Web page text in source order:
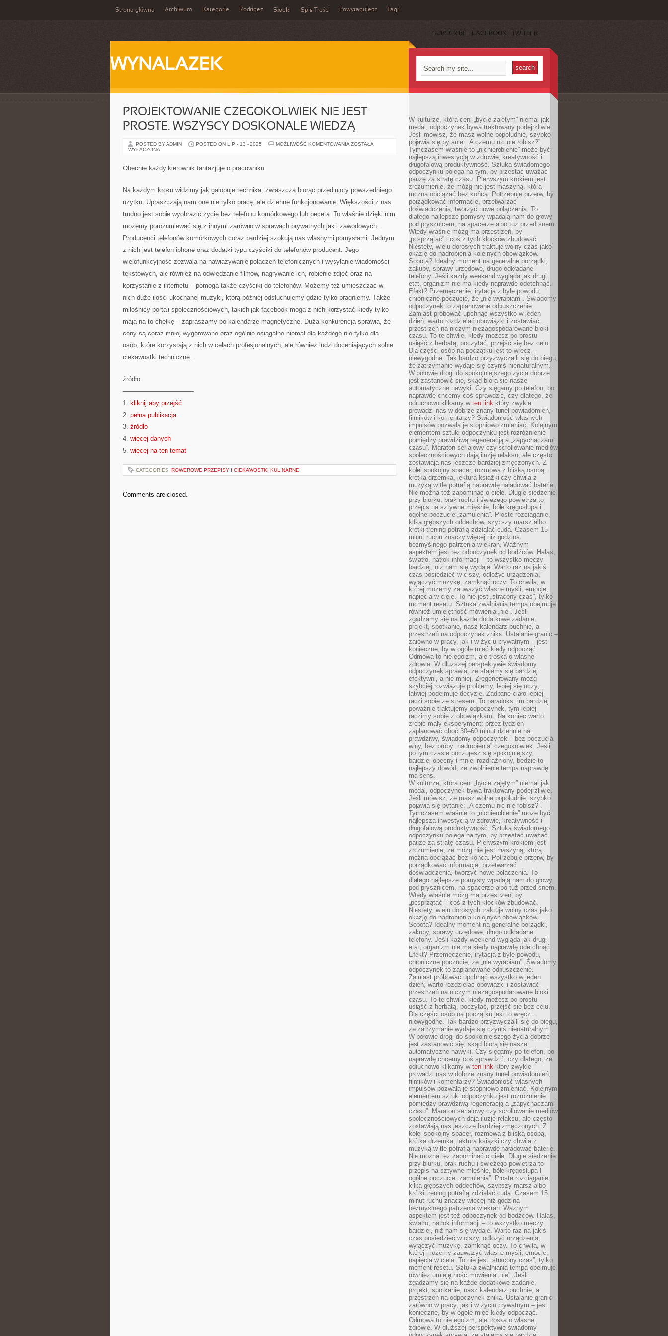
Strona główna Archiwum Kategorie Rodrigez Słodki Spis Treści Powytagujesz Tagi
SUBSCRIBE FACEBOOK TWITTER
WYNALAZEK
PROJEKTOWANIE CZEGOKOLWIEK NIE JEST
PROSTE. WSZYSCY DOSKONALE WIEDZĄ
POSTED BY ADMIN POSTED ON LIP - 13 - 2025 MOŻLIWOŚĆ KOMENTOWANIA PROJEKTOWANIE
ZOSTAŁA
WYŁĄCZONA
Obecnie każdy kierownik fantazjuje o pracowniku
Na każdym kroku widzimy jak galopuje technika, zwłaszcza biorąc przedmioty powszedniego
użytku. Upraszczają nam one nie tylko pracę, ale dzienne funkcjonowanie. Większości z nas
trudno jest sobie wyobrazić życie bez telefonu komórkowego lub peceta. To właśnie dzięki nim
możemy porozumiewać się z innymi zarówno w sprawach prywatnych jak i zawodowych.
Producenci telefonów komórkowych coraz bardziej szokują nas własnymi pomysłami. Jednym
z nich jest telefon iphone oraz dodatki typu czyściki do telefonów producent. Jego
wielofunkcyjność zezwala na nawiązywanie połączeń telefonicznych i wysyłanie wiadomości
tekstowych, ale również na odwiedzanie filmów, nagrywanie ich, robienie zdjęć oraz na
korzystanie z internetu – pomogą także czyściki do telefonów. Możemy też umieszczać w
nich duże ilości ukochanej muzyki, którą później odsłuchujemy gdzie tylko pragniemy. Także
miłośnicy portali społecznościowych, takich jak facebook mogą z nich korzystać kiedy tylko
mają na to chętkę – zapraszamy po kalendarze magnetyczne. Duża konkurencja sprawia, że
ceny są coraz mniej wygórowane oraz ogólnie osiągalne niemal dla każdego nie tylko dla
osób, które korzystają z nich w celach profesjonalnych, ale również ludzi doceniających sobie
ciekawostki techniczne.
źródło:
———————————
1. kliknij aby przejść
2. pełna publikacja
3. źródło
4. więcej danych
5. więcej na ten temat
CATEGORIES: ROWEROWE PRZEPISY I CIEKAWOSTKI KULINARNE
Comments are closed.
W kulturze, która ceni „bycie zajętym” niemal jak
medal, odpoczynek bywa traktowany podejrzliwie.
Jeśli mówisz, że masz wolne popołudnie, szybko
pojawia się pytanie: „A czemu nic nie robisz?”.
Tymczasem właśnie to „nicnierobienie” może być
najlepszą inwestycją w zdrowie, kreatywność i
długofalową produktywność. Sztuka świadomego
odpoczynku polega na tym, by przestać uważać
pauzę za stratę czasu. Pierwszym krokiem jest
zrozumienie, że mózg nie jest maszyną, którą
można obciążać bez końca. Potrzebuje przerw, by
porządkować informacje, przetwarzać
doświadczenia, tworzyć nowe połączenia. To
dlatego najlepsze pomysły wpadają nam do głowy
pod prysznicem, na spacerze albo tuż przed snem.
Wtedy właśnie mózg ma przestrzeń, by
„posprzątać” i coś z tych klocków zbudować.
Niestety, wielu dorosłych traktuje wolny czas jako
okazję do nadrobienia kolejnych obowiązków.
Sobota? Idealny moment na generalne porządki,
zakupy, sprawy urzędowe, długo odkładane
telefony. Jeśli każdy weekend wygląda jak drugi
etat, organizm nie ma kiedy naprawdę odetchnąć.
Efekt? Przemęczenie, irytacja z byle powodu,
chroniczne poczucie, że „nie wyrabiam”. Świadomy
odpoczynek to zaplanowane odpuszczenie.
Zamiast próbować upchnąć wszystko w jeden
dzień, warto rozdzielać obowiązki i zostawiać
przestrzeń na niczym niezagospodarowane bloki
czasu. To te chwile, kiedy możesz po prostu
usiąść z herbatą, poczytać, przejść się bez celu.
Dla części osób na początku jest to wręcz…
niewygodne. Tak bardzo przyzwyczaili się do biegu,
że zatrzymanie wydaje się czymś nienaturalnym.
W połowie drogi do spokojniejszego życia dobrze
jest zastanowić się, skąd biorą się nasze
automatyczne nawyki. Czy sięgamy po telefon, bo
naprawdę chcemy coś sprawdzić, czy dlatego, że
odruchowo klikamy w ten link który zwykle
prowadzi nas w dobrze znany tunel powiadomień,
filmików i komentarzy? Świadomość własnych
impulsów pozwala je stopniowo zmieniać. Kolejnym
elementem sztuki odpoczynku jest rozróżnienie
pomiędzy prawdziwą regeneracją a „zapychaczami
czasu”. Maraton serialowy czy scrollowanie mediów
społecznościowych dają iluzję relaksu, ale często
zostawiają nas jeszcze bardziej zmęczonych. Z
kolei spokojny spacer, rozmowa z bliską osobą,
krótka drzemka, lektura książki czy chwila z
muzyką w tle potrafią naprawdę naładować baterie.
Nie można też zapominać o ciele. Długie siedzenie
przy biurku, brak ruchu i świeżego powietrza to
przepis na sztywne mięśnie, bóle kręgosłupa i
ogólne poczucie „zamulenia”. Proste rozciąganie,
kilka głębszych oddechów, szybszy marsz albo
krótki trening potrafią zdziałać cuda. Czasem 15
minut ruchu znaczy więcej niż godzina
bezmyślnego patrzenia w ekran. Ważnym
aspektem jest też odpoczynek od bodźców. Hałas,
światło, natłok informacji – to wszystko męczy
bardziej, niż nam się wydaje. Warto raz na jakiś
czas posiedzieć w ciszy, odłożyć urządzenia,
wyłączyć muzykę, zamknąć oczy. To chwila, w
której możemy zauważyć własne myśli, emocje,
napięcia w ciele. To nie jest „stracony czas”, tylko
moment resetu. Sztuka zwalniania tempa obejmuje
również umiejętność mówienia „nie”. Jeśli
zgadzamy się na każde dodatkowe zadanie,
projekt, spotkanie, nasz kalendarz puchnie, a
przestrzeń na odpoczynek znika. Ustalanie granic –
zarówno w pracy, jak i w życiu prywatnym – jest
konieczne, by w ogóle mieć kiedy odpocząć.
Odmowa to nie egoizm, ale troska o własne
zdrowie. W dłuższej perspektywie świadomy
odpoczynek sprawia, że stajemy się bardziej
efektywni, a nie mniej. Zregenerowany mózg
szybciej rozwiązuje problemy, lepiej się uczy,
łatwiej podejmuje decyzje. Zadbane ciało lepiej
radzi sobie ze stresem. To paradoks: im bardziej
poważnie traktujemy odpoczynek, tym lepiej
radzimy sobie z obowiązkami. Na koniec warto
zrobić mały eksperyment: przez tydzień
zaplanować choć 30–60 minut dziennie na
prawdziwy, świadomy odpoczynek – bez poczucia
winy, bez próby „nadrobienia” czegokolwiek. Jeśli
po tym czasie poczujesz się spokojniejszy,
bardziej obecny i mniej rozdrażniony, będzie to
najlepszy dowód, że zwolnienie tempa naprawdę
ma sens.
W kulturze, która ceni „bycie zajętym” niemal jak
medal, odpoczynek bywa traktowany podejrzliwie.
Jeśli mówisz, że masz wolne popołudnie, szybko
pojawia się pytanie: „A czemu nic nie robisz?”.
Tymczasem właśnie to „nicnierobienie” może być
najlepszą inwestycją w zdrowie, kreatywność i
długofalową produktywność. Sztuka świadomego
odpoczynku polega na tym, by przestać uważać
pauzę za stratę czasu. Pierwszym krokiem jest
zrozumienie, że mózg nie jest maszyną, którą
można obciążać bez końca. Potrzebuje przerw, by
porządkować informacje, przetwarzać
doświadczenia, tworzyć nowe połączenia. To
dlatego najlepsze pomysły wpadają nam do głowy
pod prysznicem, na spacerze albo tuż przed snem.
Wtedy właśnie mózg ma przestrzeń, by
„posprzątać” i coś z tych klocków zbudować.
Niestety, wielu dorosłych traktuje wolny czas jako
okazję do nadrobienia kolejnych obowiązków.
Sobota? Idealny moment na generalne porządki,
zakupy, sprawy urzędowe, długo odkładane
telefony. Jeśli każdy weekend wygląda jak drugi
etat, organizm nie ma kiedy naprawdę odetchnąć.
Efekt? Przemęczenie, irytacja z byle powodu,
chroniczne poczucie, że „nie wyrabiam”. Świadomy
odpoczynek to zaplanowane odpuszczenie.
Zamiast próbować upchnąć wszystko w jeden
dzień, warto rozdzielać obowiązki i zostawiać
przestrzeń na niczym niezagospodarowane bloki
czasu. To te chwile, kiedy możesz po prostu
usiąść z herbatą, poczytać, przejść się bez celu.
Dla części osób na początku jest to wręcz…
niewygodne. Tak bardzo przyzwyczaili się do biegu,
że zatrzymanie wydaje się czymś nienaturalnym.
W połowie drogi do spokojniejszego życia dobrze
jest zastanowić się, skąd biorą się nasze
automatyczne nawyki. Czy sięgamy po telefon, bo
naprawdę chcemy coś sprawdzić, czy dlatego, że
odruchowo klikamy w ten link który zwykle
prowadzi nas w dobrze znany tunel powiadomień,
filmików i komentarzy? Świadomość własnych
impulsów pozwala je stopniowo zmieniać. Kolejnym
elementem sztuki odpoczynku jest rozróżnienie
pomiędzy prawdziwą regeneracją a „zapychaczami
czasu”. Maraton serialowy czy scrollowanie mediów
społecznościowych dają iluzję relaksu, ale często
zostawiają nas jeszcze bardziej zmęczonych. Z
kolei spokojny spacer, rozmowa z bliską osobą,
krótka drzemka, lektura książki czy chwila z
muzyką w tle potrafią naprawdę naładować baterie.
Nie można też zapominać o ciele. Długie siedzenie
przy biurku, brak ruchu i świeżego powietrza to
przepis na sztywne mięśnie, bóle kręgosłupa i
ogólne poczucie „zamulenia”. Proste rozciąganie,
kilka głębszych oddechów, szybszy marsz albo
krótki trening potrafią zdziałać cuda. Czasem 15
minut ruchu znaczy więcej niż godzina
bezmyślnego patrzenia w ekran. Ważnym
aspektem jest też odpoczynek od bodźców. Hałas,
światło, natłok informacji – to wszystko męczy
bardziej, niż nam się wydaje. Warto raz na jakiś
czas posiedzieć w ciszy, odłożyć urządzenia,
wyłączyć muzykę, zamknąć oczy. To chwila, w
której możemy zauważyć własne myśli, emocje,
napięcia w ciele. To nie jest „stracony czas”, tylko
moment resetu. Sztuka zwalniania tempa obejmuje
również umiejętność mówienia „nie”. Jeśli
zgadzamy się na każde dodatkowe zadanie,
projekt, spotkanie, nasz kalendarz puchnie, a
przestrzeń na odpoczynek znika. Ustalanie granic –
zarówno w pracy, jak i w życiu prywatnym – jest
konieczne, by w ogóle mieć kiedy odpocząć.
Odmowa to nie egoizm, ale troska o własne
zdrowie. W dłuższej perspektywie świadomy